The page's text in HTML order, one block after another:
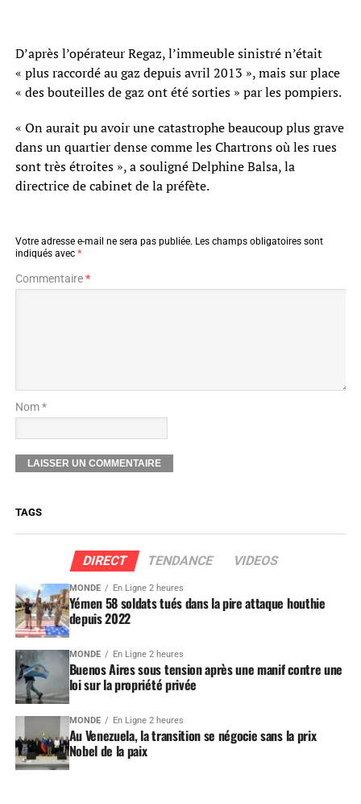
D’après l’opérateur Regaz, l’immeuble sinistré n’était
« plus raccordé au gaz depuis avril 2013 », mais sur place
« des bouteilles de gaz ont été sorties » par les pompiers.
« On aurait pu avoir une catastrophe beaucoup plus grave
dans un quartier dense comme les Chartrons où les rues
sont très étroites », a souligné Delphine Balsa, la
directrice de cabinet de la préfète.
Votre adresse e-mail ne sera pas publiée. Les champs obligatoires sont
indiqués avec *
Commentaire*
Nom *
TAGS
DIRECT TENDANCE VIDEOS
MONDE En Ligne 2 heures
Yémen 58 soldats tués dans la pire attaque houthie
depuis 2022
MONDE En Ligne 2 heures
Buenos Aires sous tension après une manif contre une
loi sur la propriété privée
MONDE En Ligne 2 heures
Au Venezuela, la transition se négocie sans la prix
Nobel de la paix